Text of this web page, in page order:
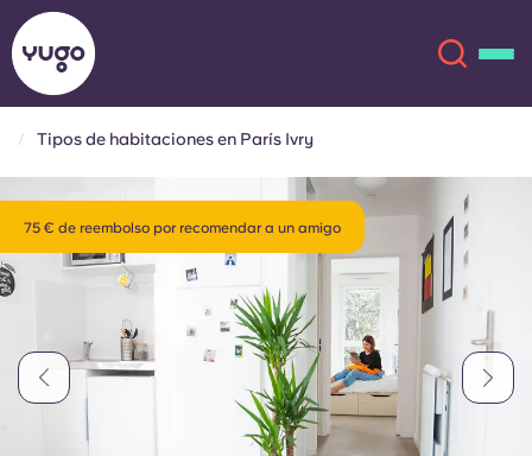
UbicacionesEnglish (US)
Chinese Español
Deutsch
French
Tipos de habitaciones en París Ivry
75 € de reembolso por recomendar a un amigo